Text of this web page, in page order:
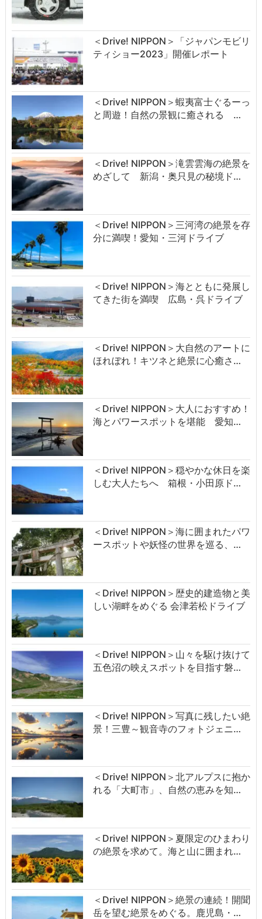
＜Drive! NIPPON＞「ジャパンモビリ
ティショー2023」開催レポート
＜Drive! NIPPON＞蝦夷富士ぐるーっ
と周遊！自然の景観に癒される …
＜Drive! NIPPON＞滝雲雲海の絶景を
めざして 新潟・奥只見の秘境ド…
＜Drive! NIPPON＞三河湾の絶景を存
分に満喫！愛知・三河ドライブ
＜Drive! NIPPON＞海とともに発展し
てきた街を満喫 広島・呉ドライブ
＜Drive! NIPPON＞大自然のアートに
ほれぼれ！キツネと絶景に心癒さ…
＜Drive! NIPPON＞大人におすすめ！
海とパワースポットを堪能 愛知…
＜Drive! NIPPON＞穏やかな休日を楽
しむ大人たちへ 箱根・小田原ド…
＜Drive! NIPPON＞海に囲まれたパワ
ースポットや妖怪の世界を巡る、…
＜Drive! NIPPON＞歴史的建造物と美
しい湖畔をめぐる 会津若松ドライブ
＜Drive! NIPPON＞山々を駆け抜けて
五色沼の映えスポットを目指す磐…
＜Drive! NIPPON＞写真に残したい絶
景！三豊～観音寺のフォトジェニ…
＜Drive! NIPPON＞北アルプスに抱か
れる「大町市」、自然の恵みを知…
＜Drive! NIPPON＞夏限定のひまわり
の絶景を求めて。海と山に囲まれ…
＜Drive! NIPPON＞絶景の連続！開聞
岳を望む絶景をめぐる。鹿児島・…